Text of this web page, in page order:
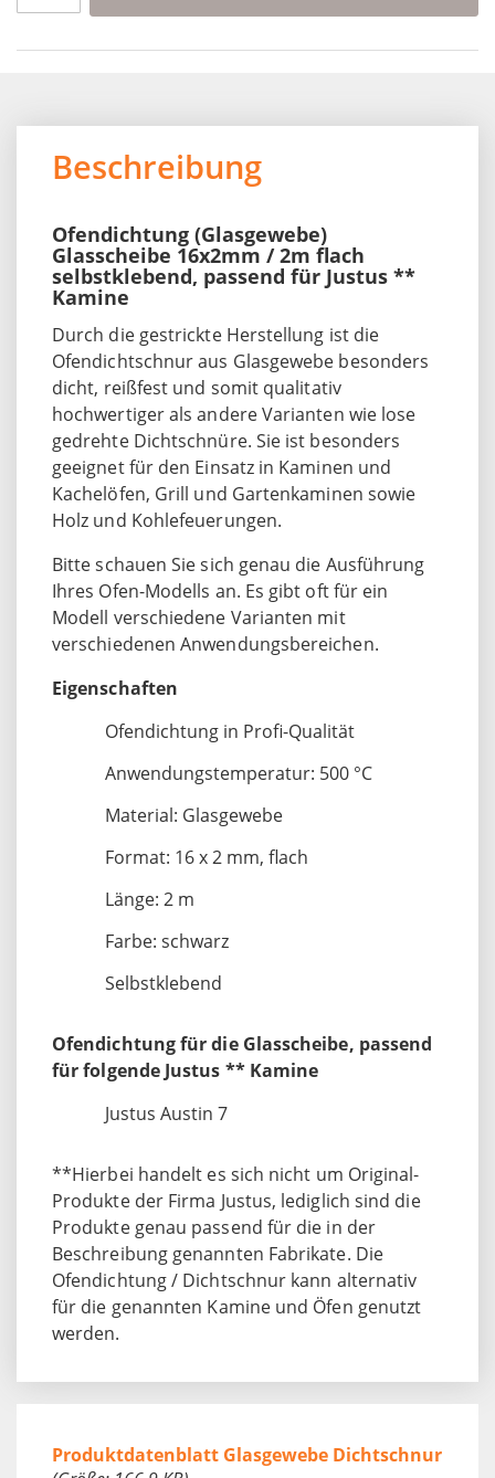
Beschreibung
Ofendichtung (Glasgewebe)
Glasscheibe 16x2mm / 2m flach
selbstklebend, passend für Justus **
Kamine
Durch die gestrickte Herstellung ist die
Ofendichtschnur aus Glasgewebe besonders
dicht, reißfest und somit qualitativ
hochwertiger als andere Varianten wie lose
gedrehte Dichtschnüre. Sie ist besonders
geeignet für den Einsatz in Kaminen und
Kachelöfen, Grill und Gartenkaminen sowie
Holz und Kohlefeuerungen.
Bitte schauen Sie sich genau die Ausführung
Ihres Ofen-Modells an. Es gibt oft für ein
Modell verschiedene Varianten mit
verschiedenen Anwendungsbereichen.
Eigenschaften
Ofendichtung in Profi-Qualität
Anwendungstemperatur: 500 °C
Material: Glasgewebe
Format: 16 x 2 mm, flach
Länge: 2 m
Farbe: schwarz
Selbstklebend
Ofendichtung für die Glasscheibe, passend
für folgende Justus ** Kamine
Justus Austin 7
**Hierbei handelt es sich nicht um Original-
Produkte der Firma Justus, lediglich sind die
Produkte genau passend für die in der
Beschreibung genannten Fabrikate. Die
Ofendichtung / Dichtschnur kann alternativ
für die genannten Kamine und Öfen genutzt
werden.
Produktdatenblatt Glasgewebe Dichtschnur